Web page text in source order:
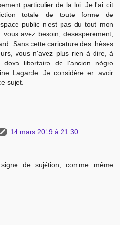
particulier de la loi. Je l'ai dit
totale de toute forme de
public n'est pas du tout mon
vous avez besoin, désespérément,
Sans cette caricature des thèses
vous n'avez plus rien à dire, à
doxa libertaire de l'ancien nègre
Lagarde. Je considère en avoir
sujet.
14 mars 2019 à 21:30
de sujétion, comme même